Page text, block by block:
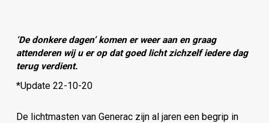
‘De donkere dagen’ komen er weer aan en graag
attenderen wij u er op dat goed licht zichzelf iedere dag
terug verdient.
*Update 22-10-20
De lichtmasten van Generac zijn al jaren een begrip in